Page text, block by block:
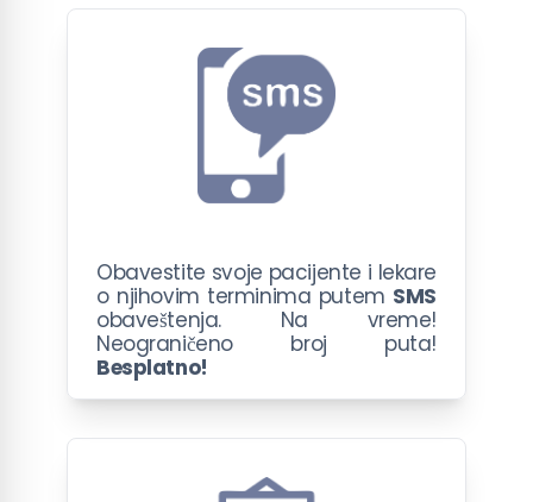
Obavestite svoje pacijente i lekare
o njihovim terminima putem SMS
obaveštenja. Na vreme!
Neograničeno broj puta!
Besplatno!